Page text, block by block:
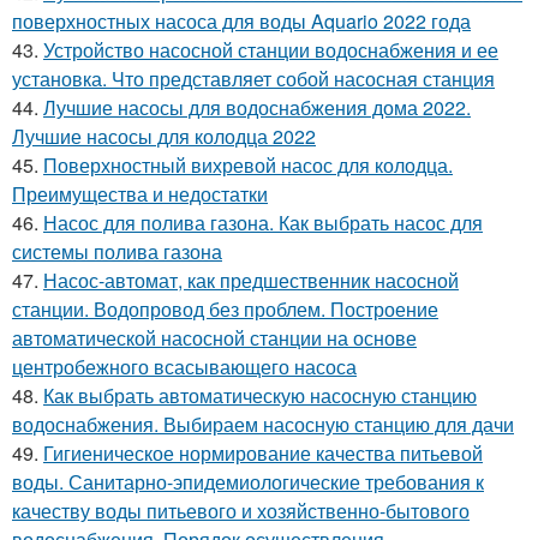
поверхностных насоса для воды Aquario 2022 года
43. Устройство насосной станции водоснабжения и ее
установка. Что представляет собой насосная станция
44. Лучшие насосы для водоснабжения дома 2022.
Лучшие насосы для колодца 2022
45. Поверхностный вихревой насос для колодца.
Преимущества и недостатки
46. Насос для полива газона. Как выбрать насос для
системы полива газона
47. Насос-автомат, как предшественник насосной
станции. Водопровод без проблем. Построение
автоматической насосной станции на основе
центробежного всасывающего насоса
48. Как выбрать автоматическую насосную станцию
водоснабжения. Выбираем насосную станцию для дачи
49. Гигиеническое нормирование качества питьевой
воды. Санитарно-эпидемиологические требования к
качеству воды питьевого и хозяйственно-бытового